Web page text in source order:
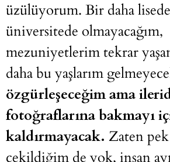
üzülüyorum. Bir daha
üniversitede olmayacağım,
mezuniyetlerim tekrar
daha bu yaşlarım
özgürleşeceğim ama
fotoğraflarına bakmayı
kaldırmayacak. Zaten
çekildiğim de yok, insan